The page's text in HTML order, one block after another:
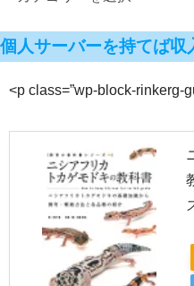
個人サーバーを持てば収
<p class=”wp-block-rinkerg-